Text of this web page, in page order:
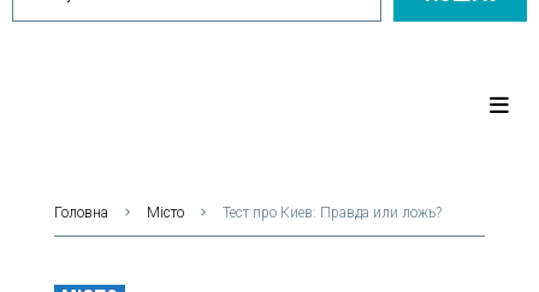
Головна Місто Тест про Киев: Правда или ложь?